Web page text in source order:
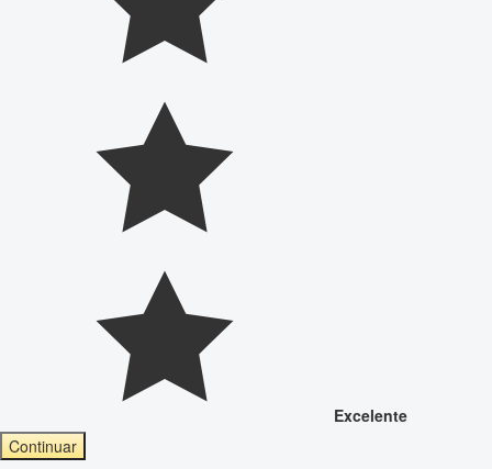
Excelente
Continuar